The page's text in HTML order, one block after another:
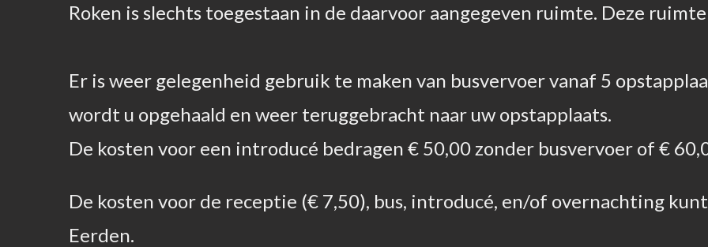
Roken is slechts toegestaan in de daarvoor aangegeven ruimte. Deze
Er is weer gelegenheid gebruik te maken van busvervoer vanaf 5
wordt u opgehaald en weer teruggebracht naar uw opstapplaats.
De kosten voor een introducé bedragen € 50,00 zonder busvervoer of €
De kosten voor de receptie (€ 7,50), bus, introducé, en/of overnachting
Eerden.